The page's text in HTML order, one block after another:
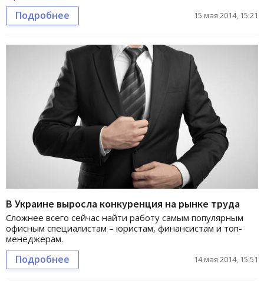
Подробнее 15 мая 2014, 15:21
В Украине выросла конкуренция на рынке труда
Сложнее всего сейчас найти работу самым популярным
офисным специалистам – юристам, финансистам и топ-
менеджерам.
Подробнее 14 мая 2014, 15:51